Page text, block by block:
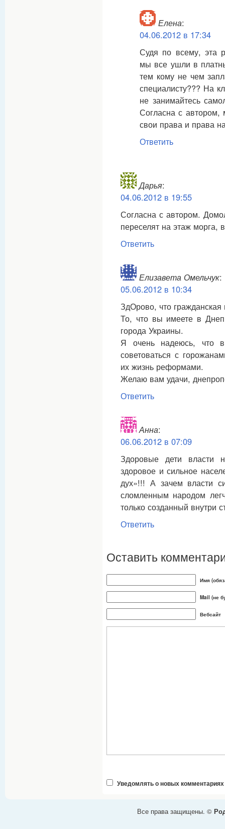
Елена:
04.06.2012 в 17:34
Судя по всему, эта
мы все ушли в
тем кому не чем
специалисту??? На
не занимайтесь
Согласна с автором,
свои права и права
Ответить
Дарья:
04.06.2012 в 19:55
Согласна с автором.
переселят на этаж морга,
Ответить
Елизавета Омельчук:
05.06.2012 в 10:34
ЗдОрово, что гражданская
То, что вы имеете в
города Украины.
Я очень надеюсь, что в
советоваться с
их жизнь реформами.
Желаю вам удачи,
Ответить
Анна:
06.06.2012 в 07:09
Здоровые дети
здоровое и сильное
дух»!!! А зачем власти
сломленным народом
только созданный внутри
Ответить
Оставить
Имя
Mail (не
Вебсайт
Уведомлять о новых комментариях
Все права защищены. ©